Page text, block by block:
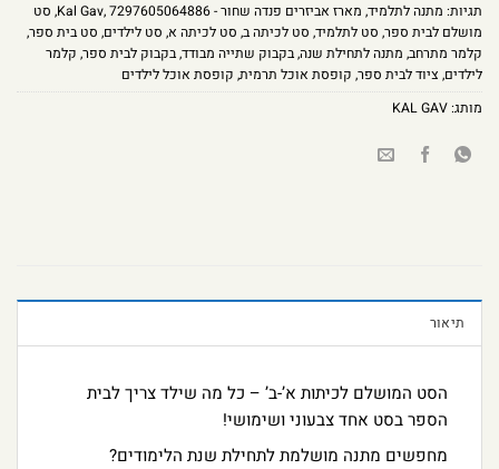
תגיות: מתנה לתלמיד, מארז אביזרים פנדה שחור - Kal Gav ,7297605064886
, סט
מושלם לבית ספר, סט לתלמיד, סט לכיתה ב, סט לכיתה א, סט לילדים, סט בית ספר,
קלמר מתרחב, מתנה לתחילת שנה,בקבוק שתייה מבודד,בקבוק לבית ספר, קלמר
לילדים, ציוד לבית ספר, קופסת אוכל תרמית, קופסת אוכל לילדים
מותג:KAL GAV
תיאור
הסט המושלם לכיתות א’-ב’ – כל מה שילד צריך לבית
הספר בסט אחד צבעוני ושימושי!
מחפשים מתנה מושלמת לתחילת שנת הלימודים?